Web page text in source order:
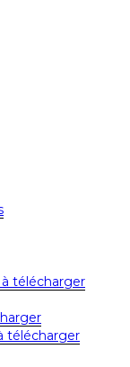
télécharger
télécharger